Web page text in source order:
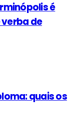
é
de
quais os